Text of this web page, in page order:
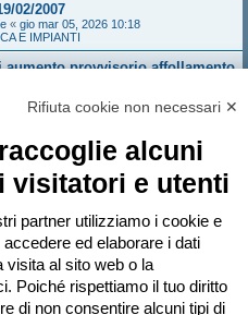
02/2007
« gio mar 05, 2026 10:18
E IMPIANTI
provvisorio affollamento
«mar feb 24, 2026 16:35
vi interessa?
« dom feb 15, 2026 18:34
RINNOVABILI
Pagina1di20
1 2 3 4 5 … 20
Rifiuta cookie non necessari ✕
alcuni
visitatori e utenti
partner utilizziamo i cookie e
ed elaborare i dati
visita al sito web o la
Poiché rispettiamo il tuo diritto
di non consentire alcuni tipi di